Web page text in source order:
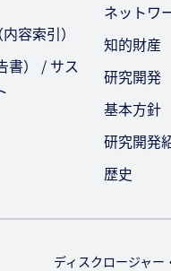
容索引）
書） / サス
ネットワ
知的財産
研究開発
基本方針
研究開発
歴史
ディスクロージャー